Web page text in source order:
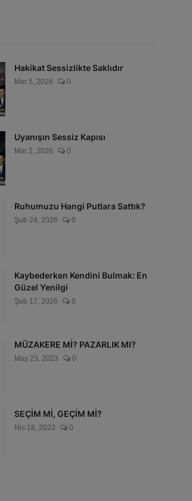
Hakikat Sessizlikte Saklıdır
Mar 5, 2026 0
Uyanışın Sessiz Kapısı
Mar 2, 2026 0
Ruhumuzu Hangi Putlara Sattık?
Şub 24, 2026 0
Kaybederken Kendini Bulmak: En
Güzel Yenilgi
Şub 17, 2026 0
MÜZAKERE Mİ? PAZARLIK MI?
May 23, 2023 0
SEÇİM Mİ, GEÇİM Mİ?
Nis 18, 2023 0